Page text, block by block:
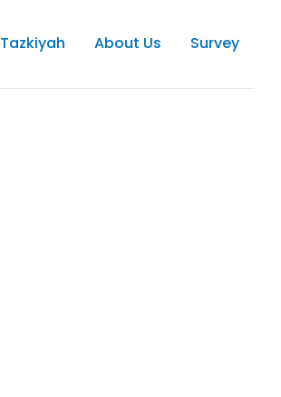
Tazkiyah About Us Survey